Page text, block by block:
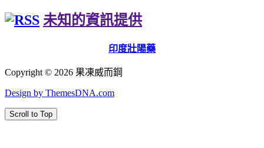
未知的資訊提供
印度壯陽藥
Copyright © 2026 果凍威而鋼
Design by ThemesDNA.com
Scroll to Top